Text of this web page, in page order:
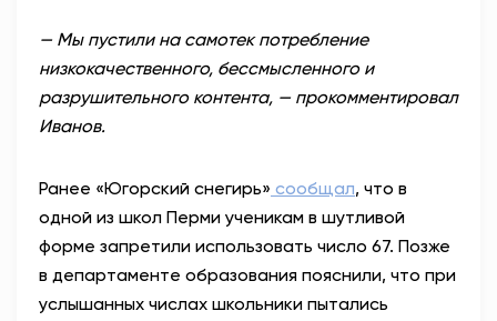
— Мы пустили на самотек потребление
низкокачественного, бессмысленного и
разрушительного контента, — прокомментировал
Иванов.
Ранее «Югорский снегирь» сообщал, что в
одной из школ Перми ученикам в шутливой
форме запретили использовать число 67. Позже
в департаменте образования пояснили, что при
услышанных числах школьники пытались